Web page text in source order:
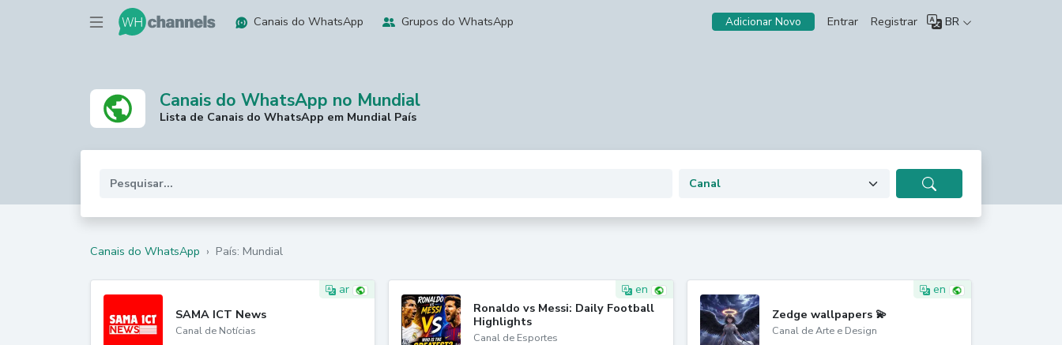
Canais do WhatsApp Grupos do WhatsApp Adicionar Novo Entrar Registrar BR
Canais do WhatsApp no Mundial
Lista de Canais do WhatsApp em Mundial País
Canais do WhatsApp › País: Mundial
ar
SAMA ICT News
Canal de Notícias
en
Ronaldo vs Messi: Daily Football
Highlights
Canal de Esportes
en
Zedge wallpapers 💫
Canal de Arte e Design